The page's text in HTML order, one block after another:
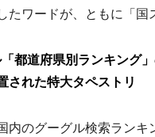
たワードが、ともに「国
都道府県別ランキング
された特大タペストリ
のグーグル検索ランキ